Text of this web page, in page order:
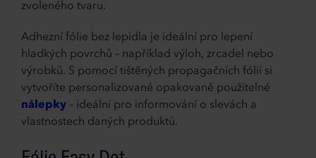
zvoleného tvaru.
Adhezní fólie bez lepidla je ideální pro lepení
hladkých povrchů – například výloh, zrcadel nebo
výrobků. S pomocí tištěných propagačních fólií si
vytvoříte personalizované opakovaně použitelné
nálepky – ideální pro informování o slevách a
vlastnostech daných produktů.